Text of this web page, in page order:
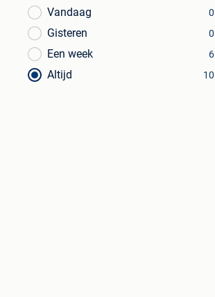
Vandaag
0
Gisteren 0
Een week 6
Altijd 10